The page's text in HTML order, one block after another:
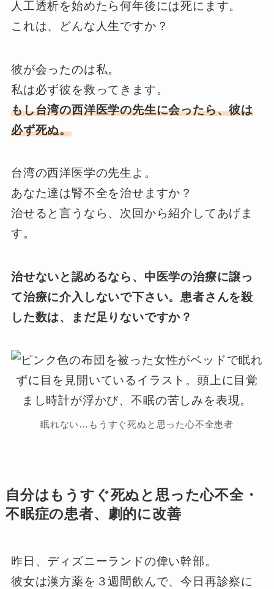
人工透析を始めたら何年後には死にます。
これは、どんな人生ですか？
彼が会ったのは私。
私は必ず彼を救ってきます。
もし台湾の西洋医学の先生に会ったら、彼は
必ず死ぬ。
台湾の西洋医学の先生よ。
あなた達は腎不全を治せますか？
治せると言うなら、次回から紹介してあげま
す。
治せないと認めるなら、中医学の治療に譲っ
て治療に介入しないで下さい。患者さんを殺
した数は、まだ足りないですか？
眠れない…もうすぐ死ぬと思った心不全患者
自分はもうすぐ死ぬと思った心不全・
不眠症の患者、劇的に改善
昨日、ディズニーランドの偉い幹部。
彼女は漢方薬を３週間飲んで、今日再診察に